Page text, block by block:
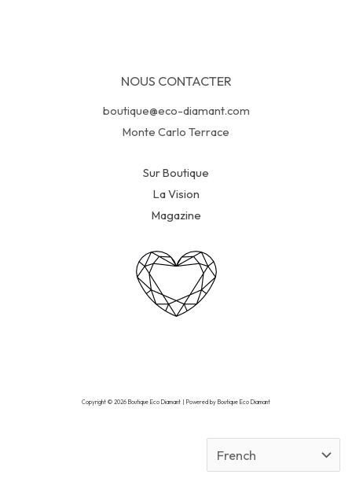
NOUS CONTACTER
boutique@eco-diamant.com
Monte Carlo Terrace
Sur Boutique
La Vision
Magazine
Copyright © 2026 Boutique Eco Diamant | Powered by Boutique Eco Diamant